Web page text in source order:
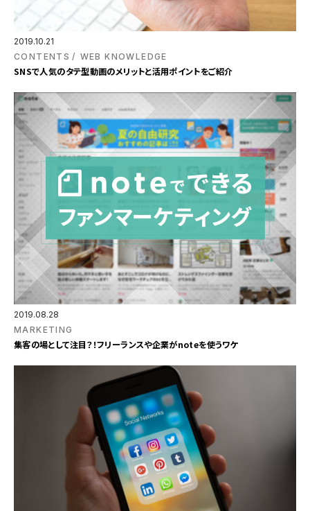
2019.10.21
CONTENTS
WEB KNOWLEDGE
SNSで人気のタテ型動画のメリットと活用ポイントをご紹介
2019.08.28
MARKETING
集客の場として注目？！フリーランスや企業がnoteを使うワケ